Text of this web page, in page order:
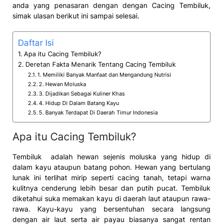
anda yang penasaran dengan dengan Cacing Tembiluk,
simak ulasan berikut ini sampai selesai.
Daftar Isi
Apa itu Cacing Tembiluk?
Deretan Fakta Menarik Tentang Cacing Tembiluk
1. Memiliki Banyak Manfaat dan Mengandung Nutrisi
2. Hewan Moluska
3. Dijadikan Sebagai Kuliner Khas
4. Hidup Di Dalam Batang Kayu
5. Banyak Terdapat Di Daerah Timur Indonesia
Apa itu Cacing Tembiluk?
Tembiluk adalah hewan sejenis moluska yang hidup di
dalam kayu ataupun batang pohon. Hewan yang bertulang
lunak ini terlihat mirip seperti cacing tanah, tetapi warna
kulitnya cenderung lebih besar dan putih pucat. Tembiluk
diketahui suka memakan kayu di daerah laut ataupun rawa-
rawa. Kayu-kayu yang bersentuhan secara langsung
dengan air laut serta air payau biasanya sangat rentan